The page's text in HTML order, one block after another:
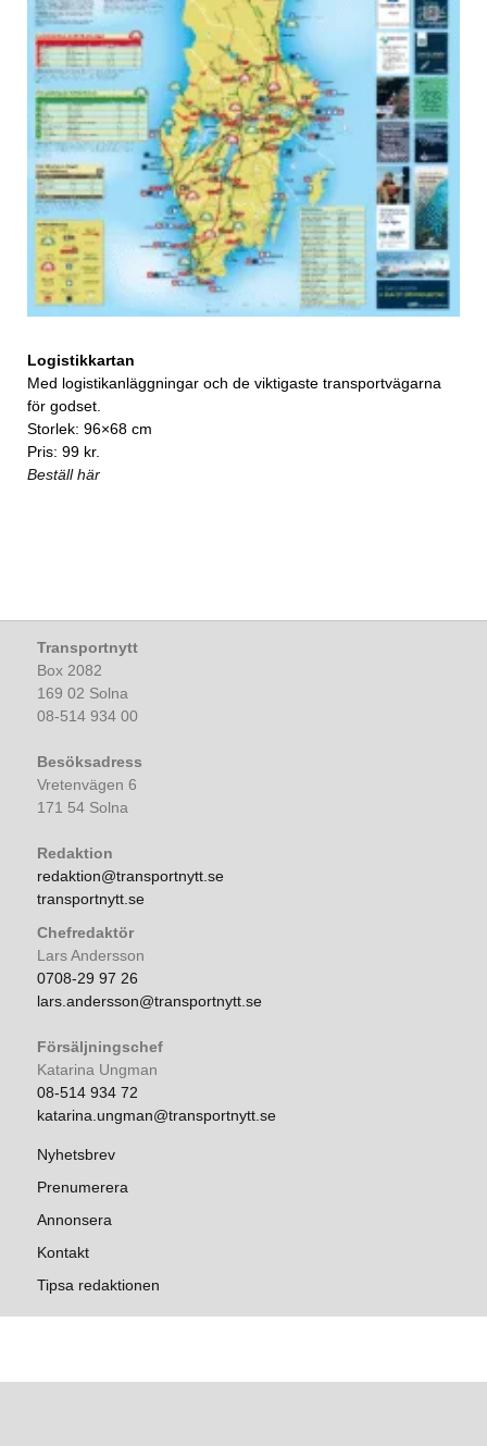
Logistikkartan
Med logistikanläggningar och de viktigaste transportvägarna
för godset.
Storlek: 96×68 cm
Pris: 99 kr.
Beställ här
Transportnytt
Box 2082
169 02 Solna
08-514 934 00
Besöksadress
Vretenvägen 6
171 54 Solna
Redaktion
redaktion@transportnytt.se
transportnytt.se
Chefredaktör
Lars Andersson
0708-29 97 26
lars.andersson@transportnytt.se
Försäljningschef
Katarina Ungman
08-514 934 72
katarina.ungman@transportnytt.se
Nyhetsbrev
Prenumerera
Annonsera
Kontakt
Tipsa redaktionen